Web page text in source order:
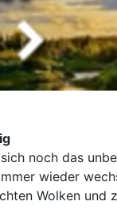
noch das
wieder
Wolken und